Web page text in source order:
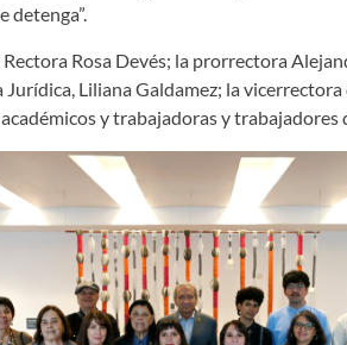
detenga”.
Rosa Devés; la prorrectora
Liliana Galdamez; la
y trabajadoras y trabajadores